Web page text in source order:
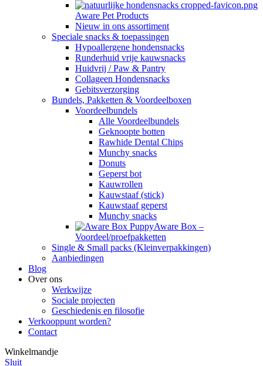
Aware Pet Products
Nieuw in ons assortiment
Speciale snacks & toepassingen
Hypoallergene hondensnacks
Runderhuid vrije kauwsnacks
Huidvrij / Paw & Pantry
Collageen Hondensnacks
Gebitsverzorging
Bundels, Pakketten & Voordeelboxen
Voordeelbundels
Alle Voordeelbundels
Geknoopte botten
Rawhide Dental Chips
Munchy snacks
Donuts
Geperst bot
Kauwrollen
Kauwstaaf (stick)
Kauwstaaf geperst
Munchy snacks
Aware Box –
Voordeel/proefpakketten
Single & Small packs (Kleinverpakkingen)
Aanbiedingen
Blog
Over ons
Werkwijze
Sociale projecten
Geschiedenis en filosofie
Verkooppunt worden?
Contact
Winkelmandje
Sluit